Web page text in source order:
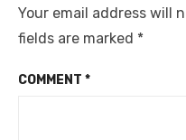
Your email address will
fields are marked *
COMMENT *